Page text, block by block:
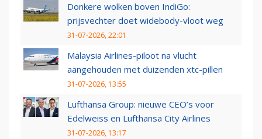
Donkere wolken boven IndiGo:
prijsvechter doet widebody-vloot weg
31-07-2026, 22:01
Malaysia Airlines-piloot na vlucht
aangehouden met duizenden xtc-pillen
31-07-2026, 13:55
Lufthansa Group: nieuwe CEO’s voor
Edelweiss en Lufthansa City Airlines
31-07-2026, 13:17